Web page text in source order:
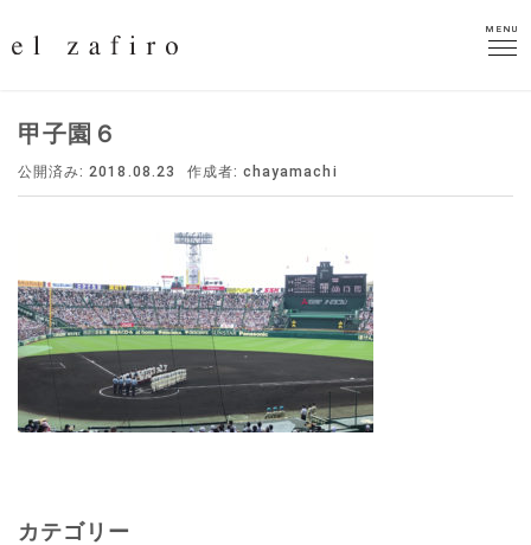
MENU
MENU
甲子園６
公開済み: 2018.08.23 作成者:chayamachi
カテゴリー